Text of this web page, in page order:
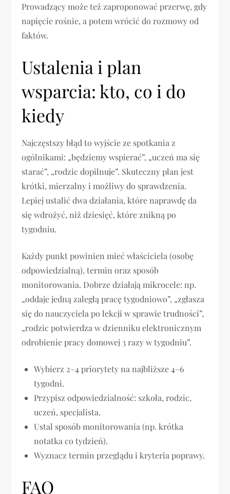
Prowadzący może też zaproponować przerwę, gdy
napięcie rośnie, a potem wrócić do rozmowy od
faktów.
Ustalenia i plan
wsparcia: kto, co i do
kiedy
Najczęstszy błąd to wyjście ze spotkania z
ogólnikami: „będziemy wspierać”, „uczeń ma się
starać”, „rodzic dopilnuje”. Skuteczny plan jest
krótki, mierzalny i możliwy do sprawdzenia.
Lepiej ustalić dwa działania, które naprawdę da
się wdrożyć, niż dziesięć, które znikną po
tygodniu.
Każdy punkt powinien mieć właściciela (osobę
odpowiedzialną), termin oraz sposób
monitorowania. Dobrze działają mikrocele: np.
„oddaje jedną zaległą pracę tygodniowo”, „zgłasza
się do nauczyciela po lekcji w sprawie trudności”,
„rodzic potwierdza w dzienniku elektronicznym
odrobienie pracy domowej 3 razy w tygodniu”.
Wybierz 2–4 priorytety na najbliższe 4–6
tygodni.
Przypisz odpowiedzialność: szkoła, rodzic,
uczeń, specjalista.
Ustal sposób monitorowania (np. krótka
notatka co tydzień).
Wyznacz termin przeglądu i kryteria poprawy.
FAQ